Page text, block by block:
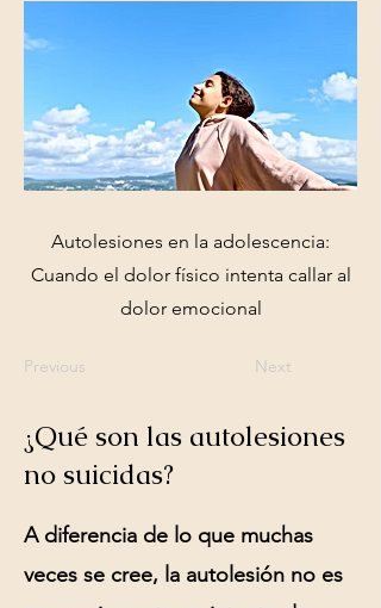
Autolesiones en la adolescencia:
Cuando el dolor físico intenta callar al
dolor emocional
Previous Next
¿Qué son las autolesiones
no suicidas?
A diferencia de lo que muchas
veces se cree, la autolesión no es